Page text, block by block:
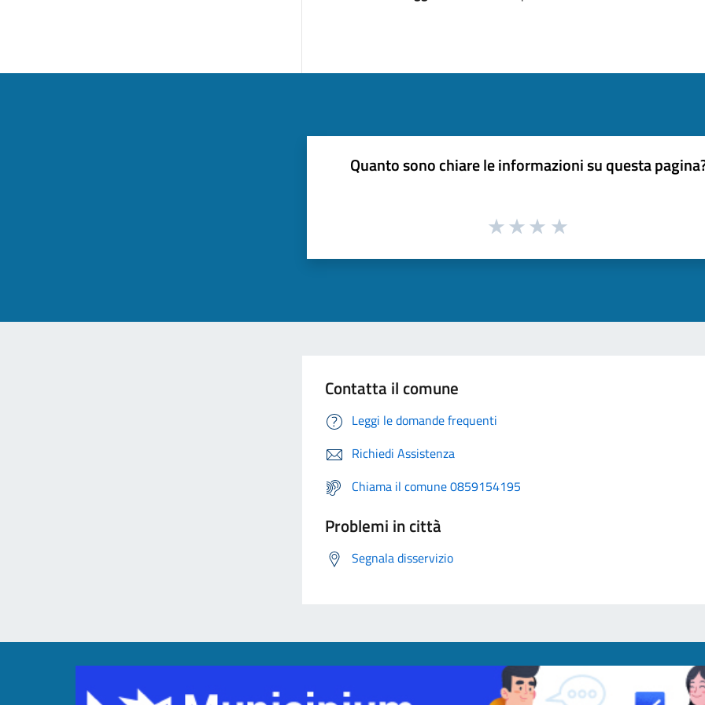
Quanto sono chiare le informazioni su questa
Contatta il comune
Leggi le domande frequenti
Richiedi Assistenza
Chiama il comune 0859154195
Problemi in città
Segnala disservizio